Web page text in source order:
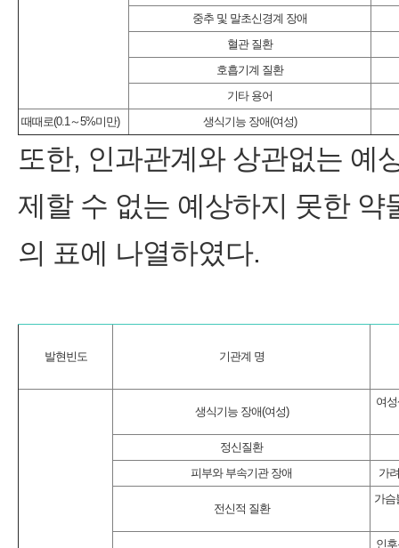
중추 및 말초신경계 장애
혈관 질환
호흡기계 질환
기타 용어
때때로(0.1～5%미만)
생식기능 장애(여성)
또한, 인과관계와 상관없는 예
제할 수 없는 예상하지 못한
의 표에 나열하였다.
발현빈도 기관계 명
생식기능 장애(여성)
여
정신질환
피부와 부속기관 장애
가
전신적 질환
가슴
인